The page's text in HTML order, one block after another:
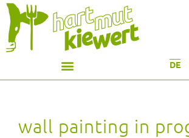
DE
wall painting in